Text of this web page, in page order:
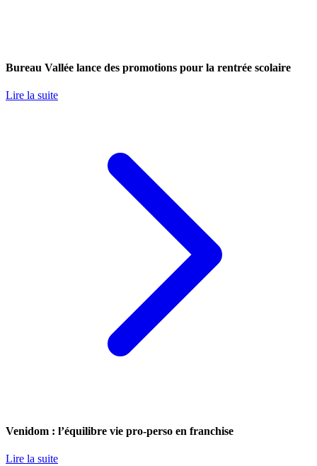
Bureau Vallée lance des promotions pour la rentrée scolaire
Lire la suite
Venidom : l’équilibre vie pro-perso en franchise
Lire la suite